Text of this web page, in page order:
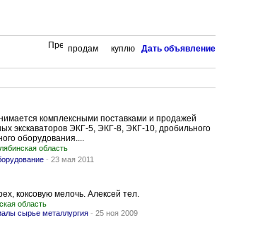
продам куплю Дaть объявление
комплексными поставками и продажей
экскаваторов ЭКГ-5, ЭКГ-8, ЭКГ-10, дробильного
оборудования....
область
- 23 мая 2011
коксовую мелочь. Алексей тел.
область
сырье металлургия - 25 ноя 2009